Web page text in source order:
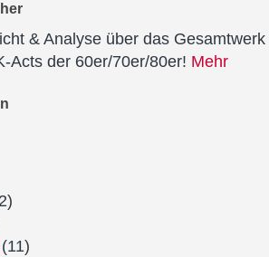
& Analyse über das Gesamtwerk
Acts der 60er/70er/80er! Mehr
(11)